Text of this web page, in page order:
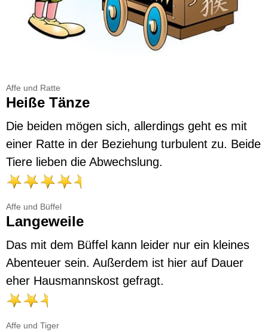
Affe und Ratte
Heiße Tänze
Die beiden mögen sich, allerdings geht es mit
einer Ratte in der Beziehung turbulent zu. Beide
Tiere lieben die Abwechslung.
Affe und Büffel
Langeweile
Das mit dem Büffel kann leider nur ein kleines
Abenteuer sein. Außerdem ist hier auf Dauer
eher Hausmannskost gefragt.
Affe und Tiger